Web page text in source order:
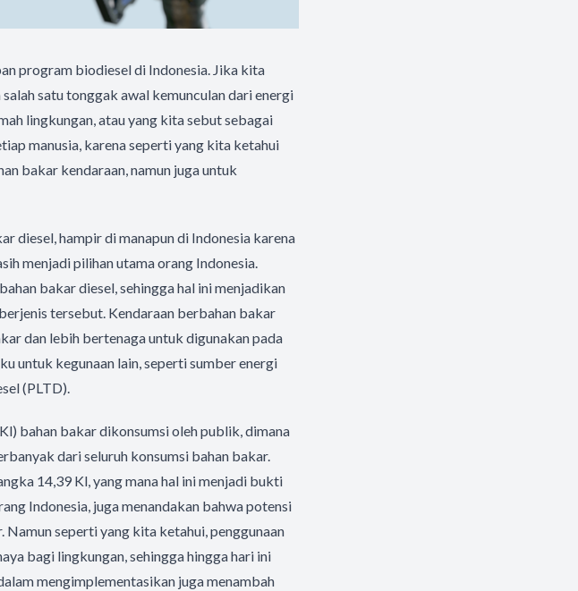
program biodiesel di Indonesia. Jika kita
satu tonggak awal kemunculan dari energi
lingkungan, atau yang kita sebut sebagai
manusia, karena seperti yang kita ketahui
bakar kendaraan, namun juga untuk
diesel, hampir di manapun di Indonesia karena
menjadi pilihan utama orang Indonesia.
bakar diesel, sehingga hal ini menjadikan
tersebut. Kendaraan berbahan bakar
dan lebih bertenaga untuk digunakan pada
untuk kegunaan lain, seperti sumber energi
(PLTD).
bahan bakar dikonsumsi oleh publik, dimana
dari seluruh konsumsi bahan bakar.
14,39 Kl, yang mana hal ini menjadi bukti
Indonesia, juga menandakan bahwa potensi
seperti yang kita ketahui, penggunaan
bagi lingkungan, sehingga hingga hari ini
mengimplementasikan juga menambah